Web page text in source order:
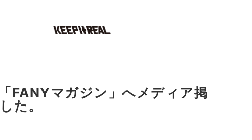
FANYマガジン」へメディア掲
た。